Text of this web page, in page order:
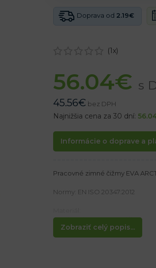
Doprava od 2.19€
(1x)
56.04€ s
45.56€ bez DPH
Najnižšia cena za 30 dní:
Informácie o doprave a
Zobraziť celý popis...
Pracovné zimné čižmy EVA
Normy: EN ISO 20347:2012
Vyrobené z EVA materiálu
Vlastnosti: